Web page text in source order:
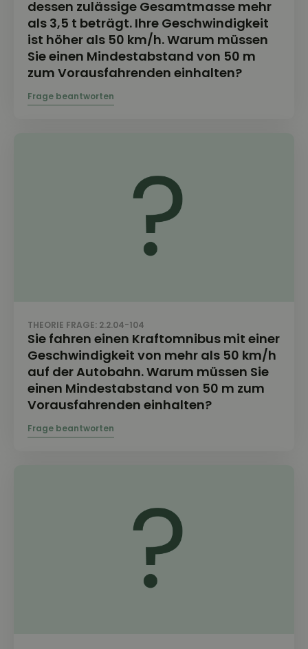
dessen zulässige Gesamtmasse mehr
als 3,5 t beträgt. Ihre Geschwindigkeit
ist höher als 50 km/h. Warum müssen
Sie einen Mindestabstand von 50 m
zum Vorausfahrenden einhalten?
THEORIE FRAGE: 2.2.04-104
Sie fahren einen Kraftomnibus mit einer
Geschwindigkeit von mehr als 50 km/h
auf der Autobahn. Warum müssen Sie
einen Mindestabstand von 50 m zum
Vorausfahrenden einhalten?